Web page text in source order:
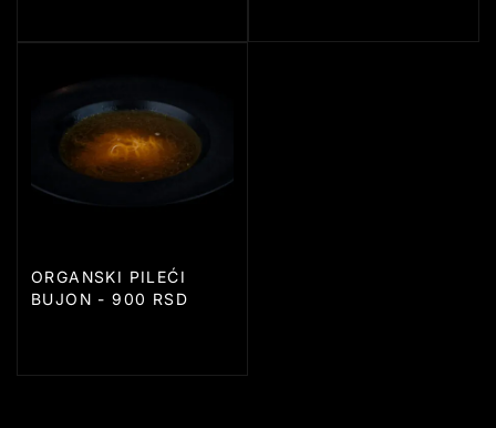
ORGANSKI PILEĆI
BUJON - 900 RSD